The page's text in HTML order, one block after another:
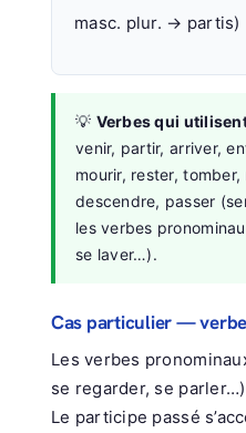
masc. plur. → partis)
💡 Verbes qui
venir, partir, arriver,
mourir, rester,
descendre, passer
les verbes
se laver…).
Cas particulier —
Les verbes
se regarder, se
Le participe passé